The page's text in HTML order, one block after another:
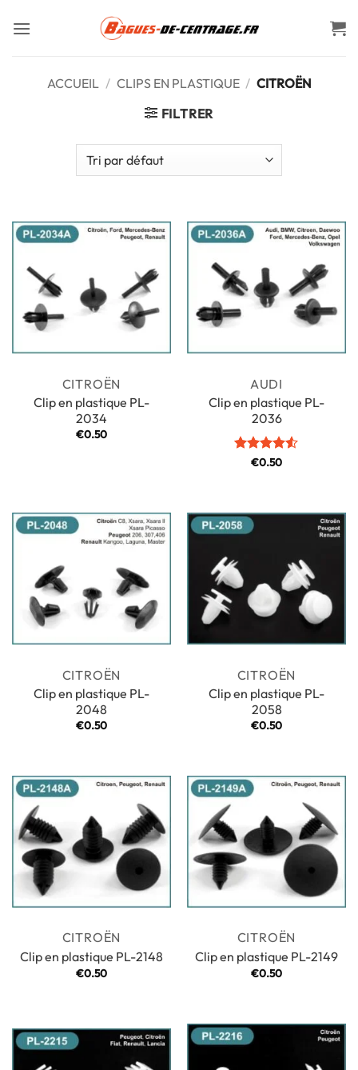
ACCUEIL / CLIPS EN PLASTIQUE / CITROËN
FILTRER
CITROËN
Clip en plastique PL-
2034
€0.50
AUDI
Clip en plastique PL-
2036
Note4.5
€0.50
CITROËN
Clip en plastique PL-
2048
€0.50
CITROËN
Clip en plastique PL-
2058
€0.50
CITROËN
Clip en plastique PL-2148
€0.50
CITROËN
Clip en plastique PL-2149
€0.50